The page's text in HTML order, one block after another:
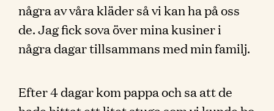
några av våra kläder så vi kan ha på oss
de. Jag fick sova över mina kusiner i
några dagar tillsammans med min familj.
Efter 4 dagar kom pappa och sa att de